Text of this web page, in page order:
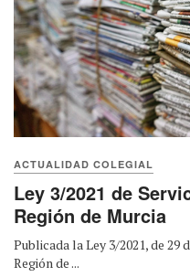
ACTUALIDAD COLEGIAL
Ley 3/2021 de
Región de Murcia
Publicada la Ley 3/2021, de 29
Región de ...